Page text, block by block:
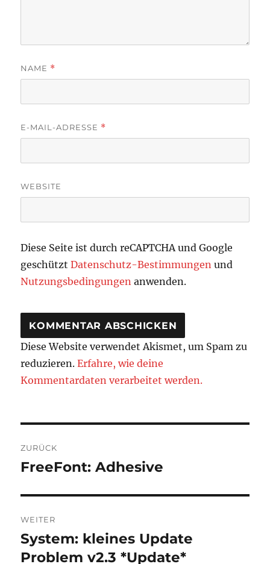
NAME *
E-MAIL-ADRESSE *
WEBSITE
Diese Seite ist durch reCAPTCHA und Google
geschütztDatenschutz-Bestimmungen und
Nutzungsbedingungen anwenden.
Diese Website verwendet Akismet, um Spam zu
reduzieren.Erfahre, wie deine
Kommentardaten verarbeitet werden.
ZURÜCK
Vorheriger
FreeFont: Adhesive
WEITER
Nächster
Beitrag:
System: kleines Update
Problem v2.3 *Update*